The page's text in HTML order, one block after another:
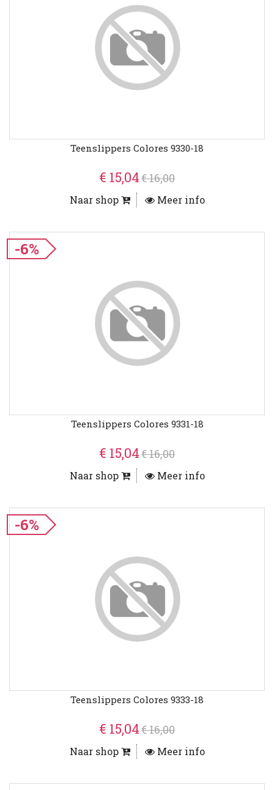
Teenslippers Colores 9330-18
€ 15,04€ 16,00
Naar shop Meer info
-6%
Teenslippers Colores 9331-18
€ 15,04€ 16,00
Naar shop Meer info
-6%
Teenslippers Colores 9333-18
€ 15,04€ 16,00
Naar shop Meer info